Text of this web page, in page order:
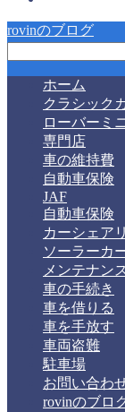
rovinのブログ
ホーム
クラシック
ローバーミ
専門店
車の維持費
自動車保険
JAF
自動車保険
カーシェア
ソーラーカ
メンテナンス
車の手続き
車を借りる
車を手放す
車両盗難
駐車場
お問い合わ
rovinのブロ